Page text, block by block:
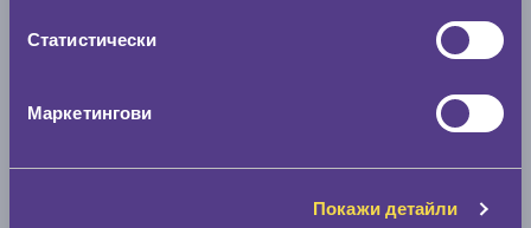
Статистически
Маркетингови
Покажи детайли
Модел